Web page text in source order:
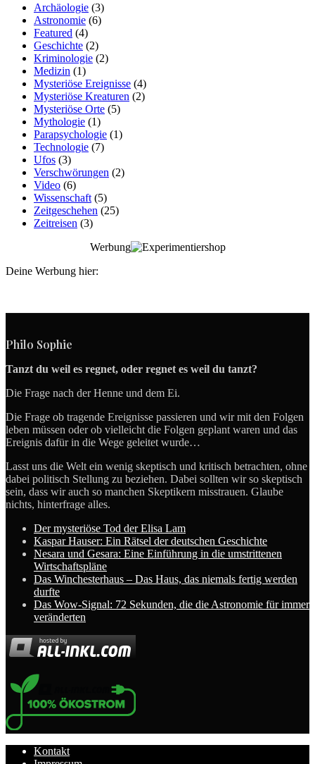
Archäologie (3)
Astronomie (6)
Featured (4)
Geschichte (2)
Kriminologie (2)
Medizin (1)
Mysteriöse Ereignisse (4)
Mysteriöse Kreaturen (2)
Mysteriöse Orte (5)
Mythologie (1)
Parapsychologie (1)
Technologie (7)
Ufos (3)
Verschwörungen (2)
Video (6)
Wissenschaft (5)
Zeitgeschehen (25)
Zeitreisen (3)
Werbung
Deine Werbung hier:
Philo Sophie
Tanzt du weil es regnet, oder regnet es weil du tanzt?
Die Frage nach der Henne und dem Ei.
Die Frage ob tragende Ereignisse passieren und wir mit den Folgen
leben müssen oder ob vielleicht die Folgen geplant waren und das
Ereignis dafür in die Wege geleitet wurde…
Lasst uns die Welt ein wenig skeptisch und kritisch betrachten, ohne
dabei politisch Stellung zu beziehen. Dabei sollten wir so skeptisch
sein, dass wir auch so manchen Skeptikern misstrauen. Glaube
nichts, hinterfrage alles.
Der mysteriöse Tod der Elisa Lam
Kaspar Hauser: Ein Rätsel der deutschen Geschichte
Nesara und Gesara: Eine Einführung in die umstrittenen
Wirtschaftspläne
Das Winchesterhaus – Das Haus, das niemals fertig werden
durfte
Das Wow-Signal: 72 Sekunden, die die Astronomie für immer
veränderten
Kontakt